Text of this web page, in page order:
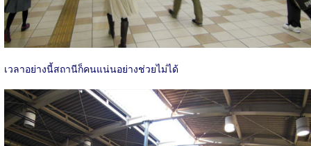
เวลาอย่างนี้สถานีก็คนแน่นอย่างช่วยไม่ได้